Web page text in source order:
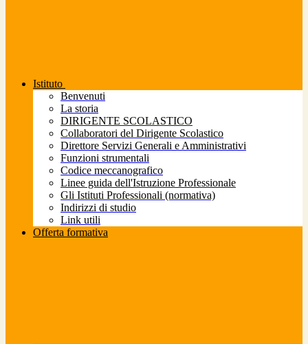
Istituto
Benvenuti
La storia
DIRIGENTE SCOLASTICO
Collaboratori del Dirigente Scolastico
Direttore Servizi Generali e Amministrativi
Funzioni strumentali
Codice meccanografico
Linee guida dell'Istruzione Professionale
Gli Istituti Professionali (normativa)
Indirizzi di studio
Link utili
Offerta formativa